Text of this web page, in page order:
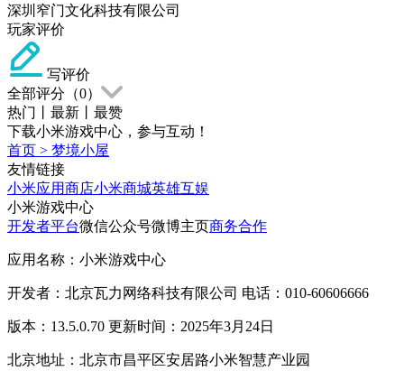
深圳窄门文化科技有限公司
玩家评价
写评价
全部评分（0）
热门
最新
最赞
下载小米游戏中心，参与互动！
首页 > 梦境小屋
友情链接
小米应用商店小米商城英雄互娱
小米游戏中心
开发者平台微信公众号微博主页商务合作
应用名称：小米游戏中心
开发者：北京瓦力网络科技有限公司 电话：010-60606666
版本：13.5.0.70 更新时间：2025年3月24日
北京地址：北京市昌平区安居路小米智慧产业园